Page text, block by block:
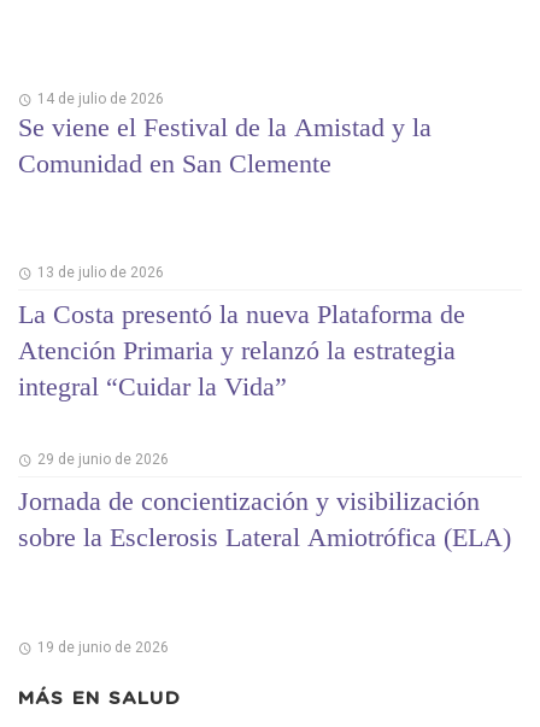
14 de julio de 2026
Se viene el Festival de la Amistad y la
Comunidad en San Clemente
13 de julio de 2026
La Costa presentó la nueva Plataforma de
Atención Primaria y relanzó la estrategia
integral “Cuidar la Vida”
29 de junio de 2026
Jornada de concientización y visibilización
sobre la Esclerosis Lateral Amiotrófica (ELA)
19 de junio de 2026
MÁS EN SALUD